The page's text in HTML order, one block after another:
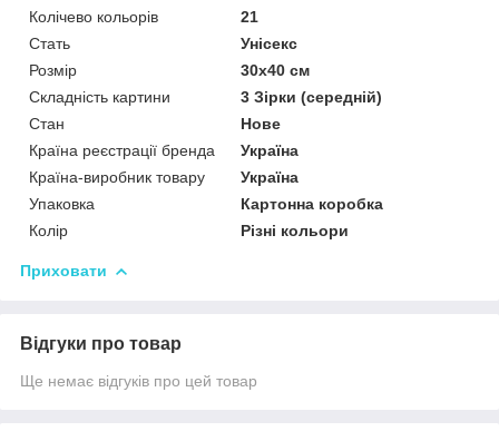
Колічево кольорів
21
Стать
Унісекс
Розмір
30х40 см
Складність картини
3 Зірки (середній)
Стан
Нове
Країна реєстрації бренда
Україна
Країна-виробник товару
Україна
Упаковка
Картонна коробка
Колір
Різні кольори
Приховати
Відгуки про товар
Ще немає відгуків про цей товар